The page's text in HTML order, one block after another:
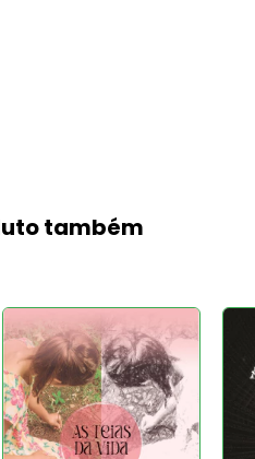
também